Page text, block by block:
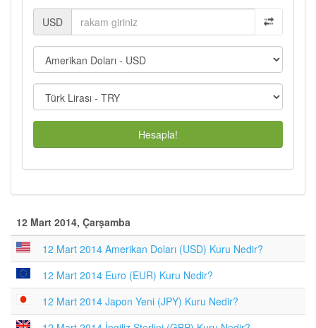
USD
Hesapla!
12 Mart 2014, Çarşamba
12 Mart 2014 Amerikan Doları (USD) Kuru Nedir?
12 Mart 2014 Euro (EUR) Kuru Nedir?
12 Mart 2014 Japon Yeni (JPY) Kuru Nedir?